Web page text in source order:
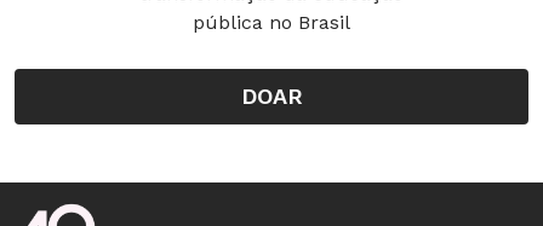
pública no Brasil
DOAR
Rodapé da Nova Escola